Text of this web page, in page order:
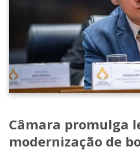
Câmara promulga
modernização de